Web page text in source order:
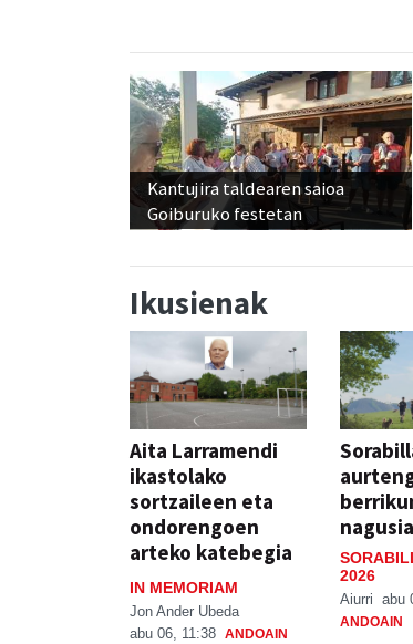
Kantujira taldearen saioa
Goiburuko festetan
Ikusienak
Aita Larramendi
ikastolako
sortzaileen eta
ondorengoen
arteko katebegia
IN MEMORIAM
Jon Ander Ubeda
abu 06, 11:38 ANDOAIN
nagusia
2026
Aiurri abu
ANDOAIN